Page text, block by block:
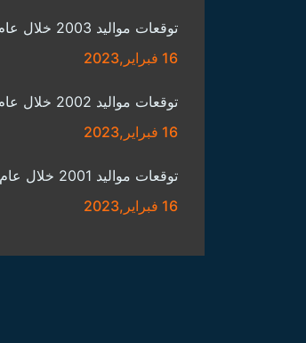
توقعات مواليد 2003 خلال عام 2023
16 فبراير,2023
توقعات مواليد 2002 خلال عام 2023
16 فبراير,2023
توقعات مواليد 2001 خلال عام 2023
16 فبراير,2023